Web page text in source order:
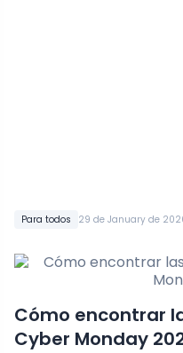
Para todos 29 de January de
Cómo encontrar
Cyber Monday